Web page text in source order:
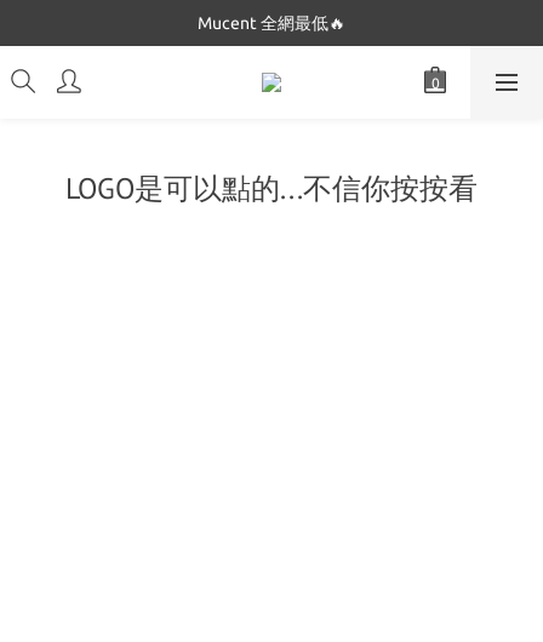
Dickies 最低只要$5XX!!
Mucent 全網最低🔥
Dickies 最低只要$5XX!!
LOGO是可以點的...不信你按按看